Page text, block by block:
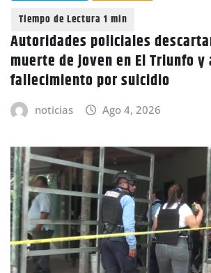
Autoridades policiales
muerte de joven en El Triunfo y
fallecimiento por suicidio
noticias Ago 4, 2026